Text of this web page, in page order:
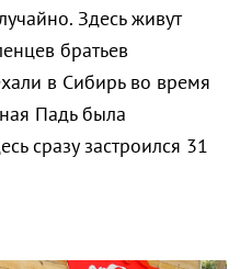
Здесь живут
братьев
в Сибирь во время
Падь была
сразу застроился 31